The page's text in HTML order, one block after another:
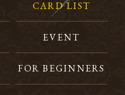
CARD LIST
EVENT
FOR BEGINNERS